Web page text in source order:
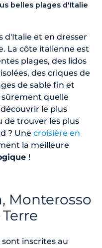
belles plages d'Italie
d'Italie et en dresser
La côte italienne est
plages, des lidos
des criques de
de sable fin et
sûrement quelle
le plus
de trouver les plus
? Une croisière en
la meilleure
!
Monterosso
inscrites au